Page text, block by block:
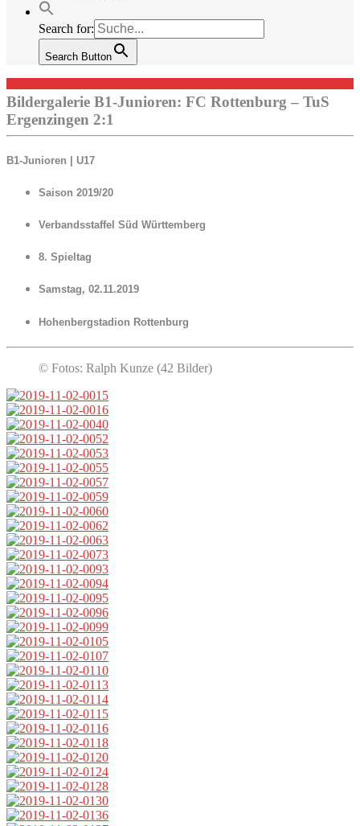
Search for:
Search Button
Bildergalerie B1-Junioren: FC Rottenburg – TuS
Ergenzingen 2:1
B1-Junioren | U17
Saison 2019/20
Verbandsstaffel Süd Württemberg
8. Spieltag
Samstag, 02.11.2019
Hohenbergstadion Rottenburg
© Fotos: Ralph Kunze (42 Bilder)